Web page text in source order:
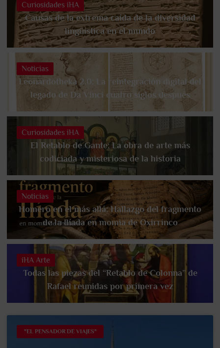
Curiosidades iHA
Causas de la extrema caída de la diversidad
lingüística en el mundo
Noticias
Leonardotheka 2.0: La reintegración digital del
legado de Da Vinci cuatro siglos después
Curiosidades iHA
El Retablo de Gante: La obra de arte más
codiciada y misteriosa de la historia
Noticias
Homero en el más allá: Hallazgo del fragmento
de la Ilíada en momia de Oxirrinco
iHA Arte
Todas las piezas del “Retablo de Colonna” de
Rafael reunidas por primera vez
"EL PENSADOR DE VIAJES"